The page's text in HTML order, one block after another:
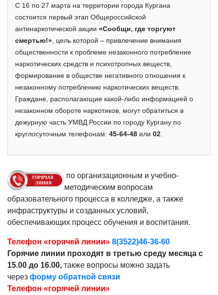
С 16 по 27 марта на территории города Кургана
состоится первый этап Общероссийской
антинаркотической акции «Сообщи, где торгуют
смертью!» , цель которой – привлечение внимания
общественности к проблеме незаконного потребление
наркотических средств и психотропных веществ,
формирование в обществе негативного отношения к
незаконному потреблению наркотических веществ.
Граждане, располагающие какой-либо информацией о
незаконном обороте наркотиков, могут обратиться в
дежурную часть УМВД России по городу Кургану по
круглосуточным телефонам: 45-64-48 или 02
по организационным и учебно-
методическим вопросам
образовательного процесса в колледже, а также
инфраструктуры и созданных условий,
обеспечивающих процесс обучения и воспитания.
Телефон «горячей линии» 8(3522)46-36-60
Горячие линии проходят в третью среду месяца с
15.00 до 16.00, также вопросы можно задать
через форму обратной связи
Телефон «горячей линии»